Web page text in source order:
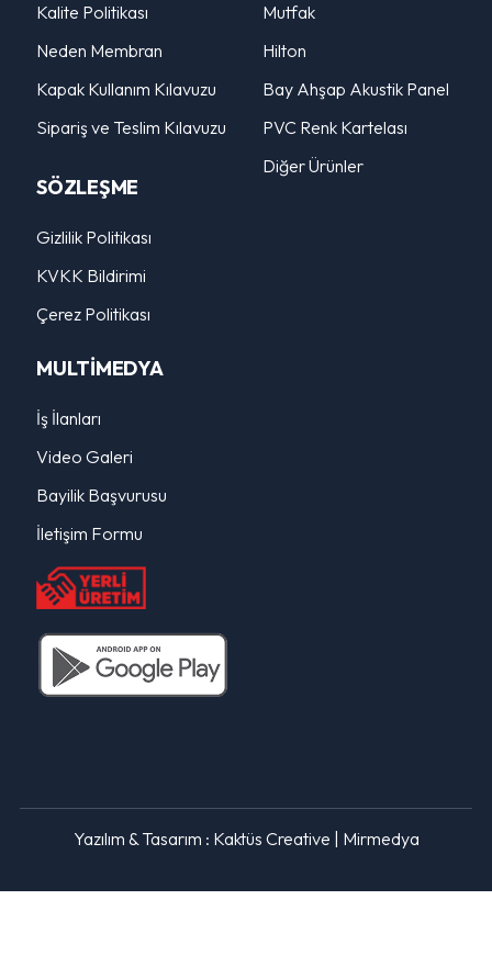
Kalite Politikası
Neden Membran
Kapak Kullanım Kılavuzu
Sipariş ve Teslim Kılavuzu
SÖZLEŞME
Gizlilik Politikası
KVKK Bildirimi
Çerez Politikası
Mutfak
Hilton
Bay Ahşap Akustik Panel
PVC Renk Kartelası
Diğer Ürünler
MULTİMEDYA
İş İlanları
Video Galeri
Bayilik Başvurusu
İletişim Formu
Yazılım & Tasarım : Kaktüs Creative | Mirmedya